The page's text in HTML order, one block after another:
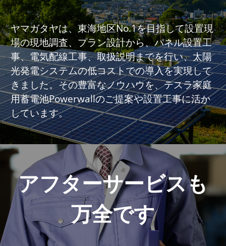
ヤマガタヤは、東海地区No.1を目指して設置現
場の現地調査、プラン設計から、パネル設置工
事、電気配線工事、取扱説明までを行い、太陽
光発電システムの低コストでの導入を実現して
きました。その豊富なノウハウを、テスラ家庭
用蓄電池Powerwallのご提案や設置工事に活か
しています。
アフターサービスも
万全です